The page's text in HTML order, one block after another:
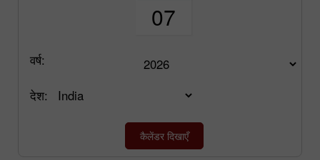
07
वर्ष:
देश: